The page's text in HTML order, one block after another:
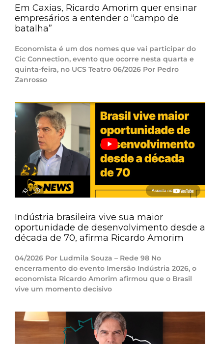
Em Caxias, Ricardo Amorim quer ensinar
empresários a entender o “campo de
batalha”
Economista é um dos nomes que vai participar do
Cic Connection, evento que ocorre nesta quarta e
quinta-feira, no UCS Teatro 06/2026 Por Pedro
Zanrosso
Indústria brasileira vive sua maior
oportunidade de desenvolvimento desde a
década de 70, afirma Ricardo Amorim
04/2026 Por Ludmila Souza – Rede 98 No
encerramento do evento Imersão Indústria 2026, o
economista Ricardo Amorim afirmou que o Brasil
vive um momento decisivo